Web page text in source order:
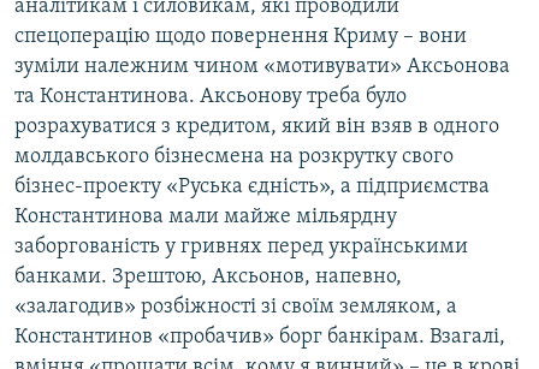
аналітикам і силовикам, які проводили
спецоперацію щодо повернення Криму – вони
зуміли належним чином «мотивувати» Аксьонова
та Константинова. Аксьонову треба було
розрахуватися з кредитом, який він взяв в одного
молдавського бізнесмена на розкрутку свого
бізнес-проекту «Руська єдність», а підприємства
Константинова мали майже мільярдну
заборгованість у гривнях перед українськими
банками. Зрештою, Аксьонов, напевно,
«залагодив» розбіжності зі своїм земляком, а
Константинов «пробачив» борг банкірам. Взагалі,